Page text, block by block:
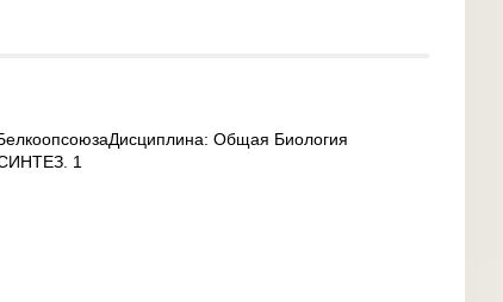
Общая Биология
1